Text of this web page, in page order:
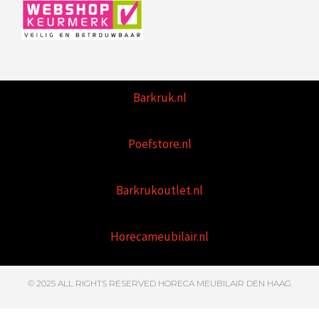
Barkruk.nl
Poefstore.nl
Barkrukoutlet.nl
Horecameubilair.nl
© 2025 ALL RIGHTS RESERVED HORECA MEUBILAIR DEN HAAG